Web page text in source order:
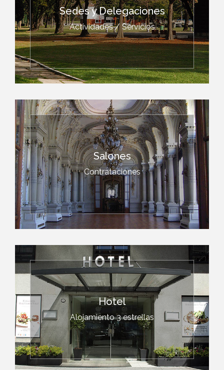
Sedes y Delegaciones
Actividades / Servicios
Salones
Contrataciones
Hotel
Alojamiento 3 estrellas